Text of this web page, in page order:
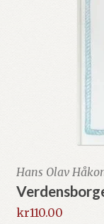
Hans Olav
kr110.00